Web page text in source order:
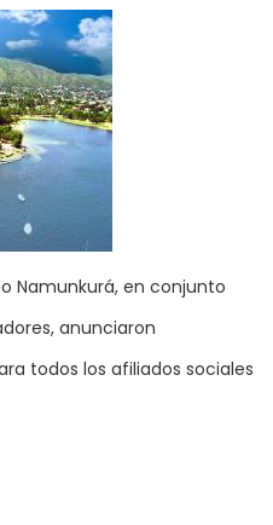
Namunkurá, en conjunto
anunciaron
todos los afiliados sociales